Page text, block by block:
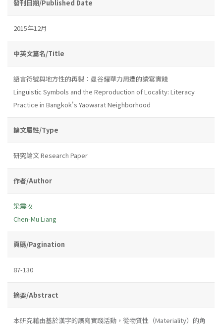
發刊日期/Published Date
2015年12月
中英文篇名/Title
語言符號與地方性的再製：曼谷耀華力周遭的讀寫實踐
Linguistic Symbols and the Reproduction of Locality: Literacy
Practice in Bangkok's Yaowarat Neighborhood
論文屬性/Type
研究論文 Research Paper
作者/Author
梁震牧
Chen-Mu Liang
頁碼/Pagination
87-130
摘要/Abstract
本研究藉由基於漢字的讀寫實踐活動，從物質性（Materiality）的角